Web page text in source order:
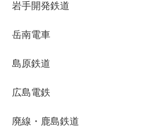
岩手開発鉄道
岳南電車
島原鉄道
広島電鉄
廃線・鹿島鉄道